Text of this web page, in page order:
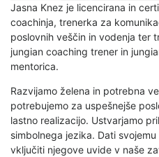
Jasna Knez je licencirana in
coachinja, trenerka za
poslovnih veščin in vodenja ter
jungian coaching trener in
mentorica.
Razvijamo želena in potrebna
potrebujemo za uspešnejše
lastno realizacijo. Ustvarjamo
simbolnega jezika. Dati
vključiti njegove uvide v naše